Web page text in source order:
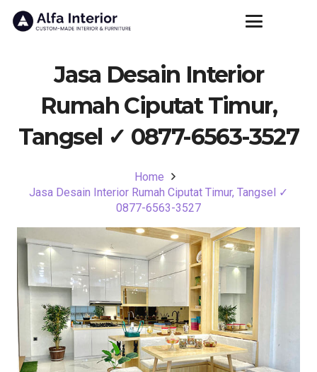
Jasa Desain Interior
Rumah Ciputat Timur,
Tangsel ✓ 0877-6563-3527
Home
Jasa Desain Interior Rumah Ciputat Timur, Tangsel ✓
0877-6563-3527